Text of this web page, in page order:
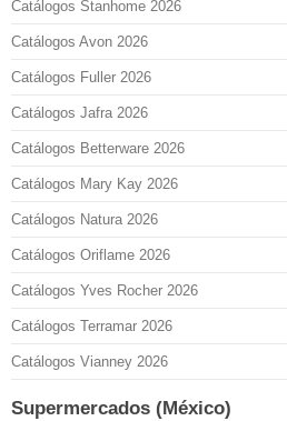
Catálogos Stanhome 2026
Catálogos Avon 2026
Catálogos Fuller 2026
Catálogos Jafra 2026
Catálogos Betterware 2026
Catálogos Mary Kay 2026
Catálogos Natura 2026
Catálogos Oriflame 2026
Catálogos Yves Rocher 2026
Catálogos Terramar 2026
Catálogos Vianney 2026
Supermercados (México)